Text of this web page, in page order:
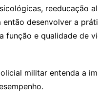
reeducação
desenvolver a
função e qualidade de
militar entenda a